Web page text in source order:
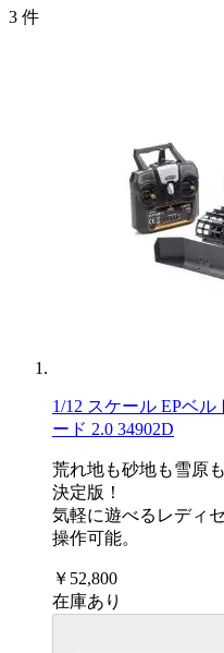
3 件
1/12 スケール EPベ
ード 2.0 34902D
荒れ地も砂地も雪原
決定版！
気軽に遊べるレディ
操作可能。
￥52,800
在庫あり